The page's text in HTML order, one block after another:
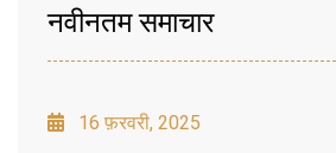
नवीनतम समाचार
16 फ़रवरी, 2025